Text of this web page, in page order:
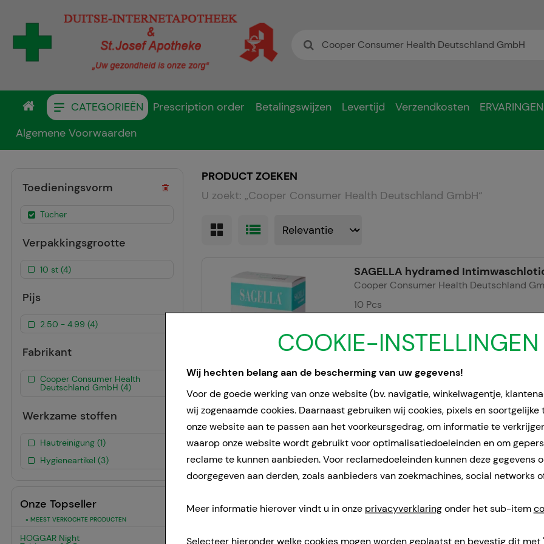
COOKIE-INSTELLINGEN
Wij hechten belang aan de bescherming van uw gegevens!
Voor de goede werking van onze website (bv. navigatie, winkelwagentje,
wij zogenaamde cookies. Daarnaast gebruiken wij cookies, pixels en soortgelijke
onze website aan te passen aan het voorkeursgedrag, om informatie te
waarop onze website wordt gebruikt voor optimalisatiedoeleinden en om
reclame te kunnen aanbieden. Voor reclamedoeleinden kunnen deze gegevens
doorgegeven aan derden, zoals aanbieders van zoekmachines, social networks
Meer informatie hierover vindt u in onze privacyverklaringonder het sub-item
Selecteer hieronder welke cookies mogen worden geplaatst en bevestig dit met
CATEGORIEËN Prescription order Betalingswijzen Levertijd Verzendkosten ERVARINGEN
Algemene Voorwaarden
PRODUCT ZOEKEN
U zoekt: „Cooper Consumer Health Deutschland GmbH“
SAGELLA hydramed
Cooper Consumer Health Deutschland
10 Pcs
10123672
SAGELLA active Reinigungstücher
Cooper Consumer Health Deutschland
10Pcs
Doeken
10123620
Toedieningsvorm
Tücher
Verpakkingsgrootte
10 st (4)
Pijs
2.50 - 4.99 (4)
Fabrikant
Cooper Consumer Health
Deutschland GmbH (4)
Werkzame stoffen
Hautreinigung (1)
Hygieneartikel (3)
Onze Topseller
» MEEST VERKOCHTE PRODUCTEN
HOGGAR Night